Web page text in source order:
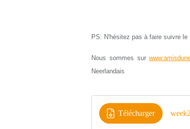
PS: N'hésitez pas à faire suivre le
Nous sommes sur
Neerlandais
Télécharger